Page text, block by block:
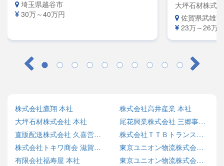
◎福利厚生が充実◎未経験者歓迎◎
埼玉県越谷市
30万～40万円
きる環境です
大坪石材株式
佐賀県武雄市
23万～26万
株式会社鷹翔 本社
大坪石材株式会社 本社
直販配送株式会社 久喜営業所
株式会社トキワ商会 滋賀事業所
有限会社福寿屋 本社
株式会社高井産業 本社
尾花興業株式会社 三郷事業所
株式会社ＴＴＢトランス倉庫 神栖営業所
東京ユニオン物流株式会社 川口営業所
東京ユニオン物流株式会社 本社営業所